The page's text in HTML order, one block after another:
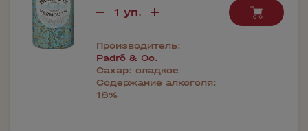
Производитель:
Padró & Co.
Сахар: сладкое
Содержание алкоголя:
18%